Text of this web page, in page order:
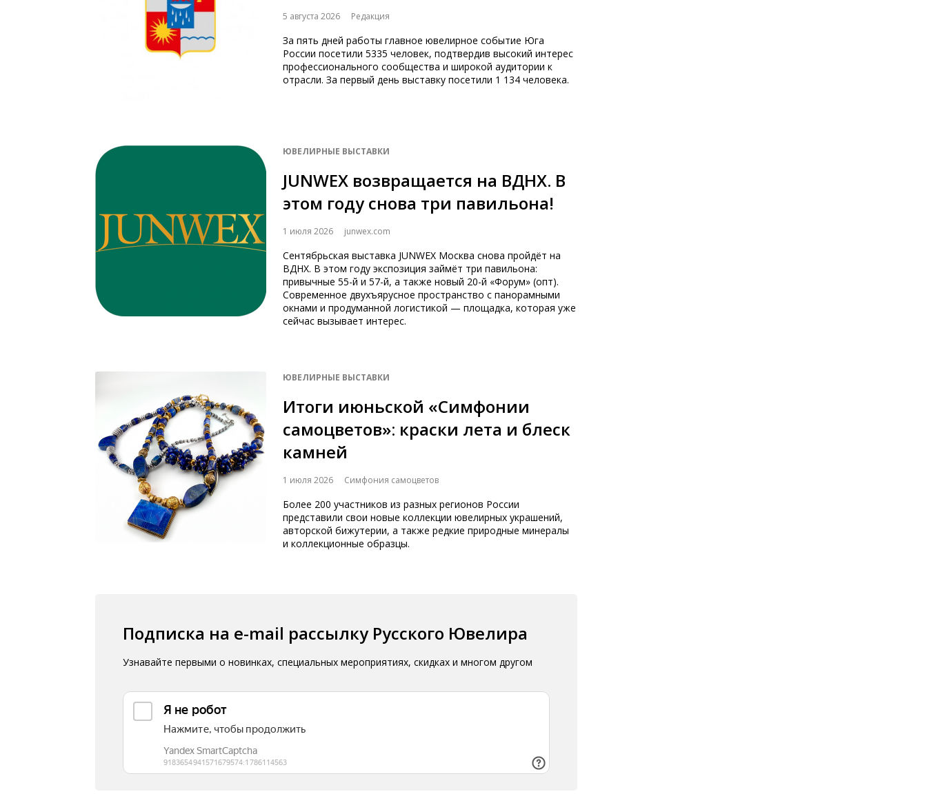
5 августа 2026 Редакция
За пять дней работы главное ювелирное событие Юга
России посетили 5335 человек, подтвердив высокий интерес
профессионального сообщества и широкой аудитории к
отрасли. За первый день выставку посетили 1 134 человека.
ЮВЕЛИРНЫЕ ВЫСТАВКИ
JUNWEX возвращается на ВДНХ. В
этом году снова три павильона!
1 июля 2026 junwex.com
Сентябрьская выставка JUNWEX Москва снова пройдёт на
ВДНХ. В этом году экспозиция займёт три павильона:
привычные 55-й и 57-й, а также новый 20-й «Форум» (опт).
Современное двухъярусное пространство с панорамными
окнами и продуманной логистикой — площадка, которая уже
сейчас вызывает интерес.
ЮВЕЛИРНЫЕ ВЫСТАВКИ
Итоги июньской «Симфонии
самоцветов»: краски лета и блеск
камней
1 июля 2026 Симфония самоцветов
Более 200 участников из разных регионов России
представили свои новые коллекции ювелирных украшений,
авторской бижутерии, а также редкие природные минералы
и коллекционные образцы.
Подписка на e-mail рассылку Русского Ювелира
Узнавайте первыми о новинках, специальных мероприятиях, скидках и многом другом